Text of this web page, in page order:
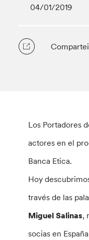
04/01/2019
Los Portadores
actores en el
Banca Etica.
Hoy
través de las
Miguel Salinas,
socias en